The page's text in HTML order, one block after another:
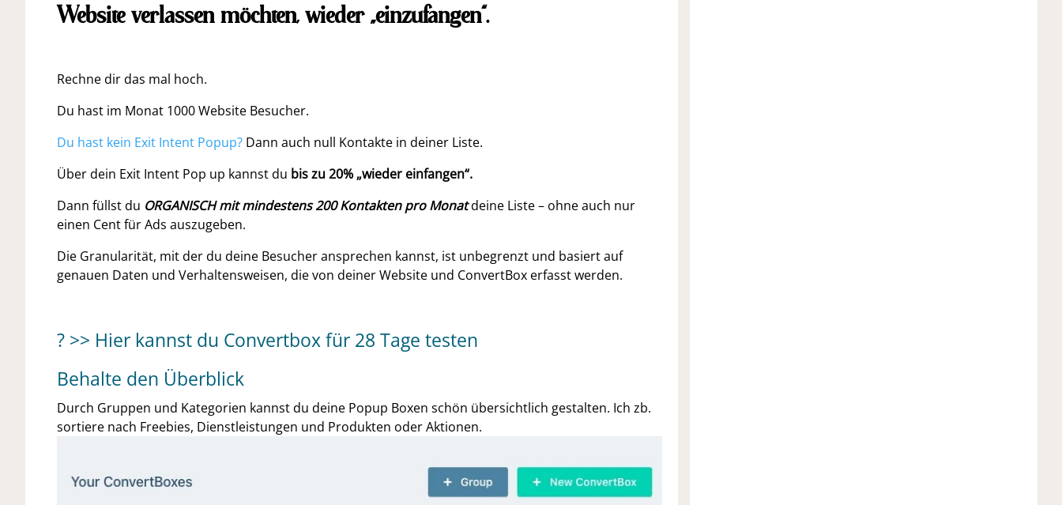
Website verlassen möchten, wieder „einzufangen“.
Rechne dir das mal hoch.
Du hast im Monat 1000 Website Besucher.
Du hast kein Exit Intent Popup?Dann auch null Kontakte in deiner Liste.
Über dein Exit Intent Pop up kannst du bis zu 20% „wieder einfangen“.
Dann füllst du ORGANISCH mit mindestens 200 Kontakten pro Monat deine Liste – ohne auch nur
einen Cent für Ads auszugeben.
Die Granularität, mit der du deine Besucher ansprechen kannst, ist unbegrenzt und basiert auf
genauen Daten und Verhaltensweisen, die von deiner Website und ConvertBox erfasst werden.
? >> Hier kannst du Convertbox für 28 Tage testen
Behalte den Überblick
Durch Gruppen und Kategorien kannst du deine Popup Boxen schön übersichtlich gestalten. Ich zb.
sortiere nach Freebies, Dienstleistungen und Produkten oder Aktionen.